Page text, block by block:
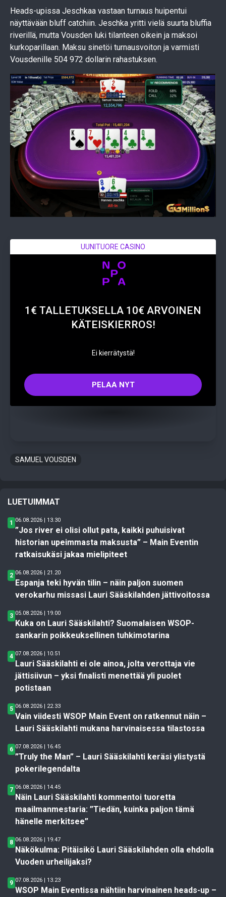
Heads-upissa Jeschkaa vastaan turnaus huipentui
näyttävään bluff catchiin. Jeschka yritti vielä suurta bluffia
riverillä, mutta Vousden luki tilanteen oikein ja maksoi
kurkoparillaan. Maksu sinetöi turnausvoiton ja varmisti
Vousdenille 504 972 dollarin rahastuksen.
UUNITUORE CASINO
1€ TALLETUKSELLA 10€ ARVOINEN
KÄTEISKIERROS!
Ei kierrätystä!
PELAA NYT
SAMUEL VOUSDEN
LUETUIMMAT
1 06.08.2026 | 13.30
”Jos river ei olisi ollut pata, kaikki puhuisivat
historian upeimmasta maksusta” – Main Eventin
ratkaisukäsi jakaa mielipiteet
2 06.08.2026 | 21.20
Espanja teki hyvän tilin – näin paljon suomen
verokarhu missasi Lauri Sääskilahden jättivoitossa
3 05.08.2026 | 19.00
Kuka on Lauri Sääskilahti? Suomalaisen WSOP-
sankarin poikkeuksellinen tuhkimotarina
4 07.08.2026 | 10.51
Lauri Sääskilahti ei ole ainoa, jolta verottaja vie
jättisiivun – yksi finalisti menettää yli puolet
potistaan
5 06.08.2026 | 22.33
Vain viidesti WSOP Main Event on ratkennut näin –
Lauri Sääskilahti mukana harvinaisessa tilastossa
6 07.08.2026 | 16.45
”Truly the Man” – Lauri Sääskilahti keräsi ylistystä
pokerilegendalta
7 06.08.2026 | 14.45
Näin Lauri Sääskilahti kommentoi tuoretta
maailmanmestaria: ”Tiedän, kuinka paljon tämä
hänelle merkitsee”
8 06.08.2026 | 19.47
Näkökulma: Pitäisikö Lauri Sääskilahden olla ehdolla
Vuoden urheilijaksi?
9 07.08.2026 | 13.23
WSOP Main Eventissa nähtiin harvinainen heads-up –